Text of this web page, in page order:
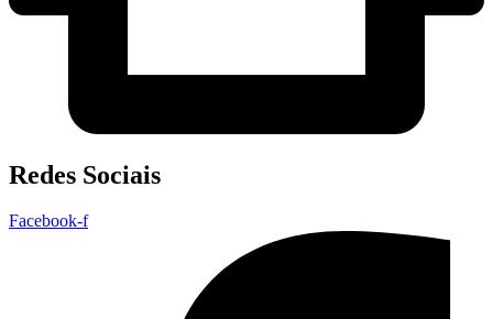
Redes Sociais
Facebook-f